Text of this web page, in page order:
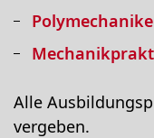
Alle
vergeben.